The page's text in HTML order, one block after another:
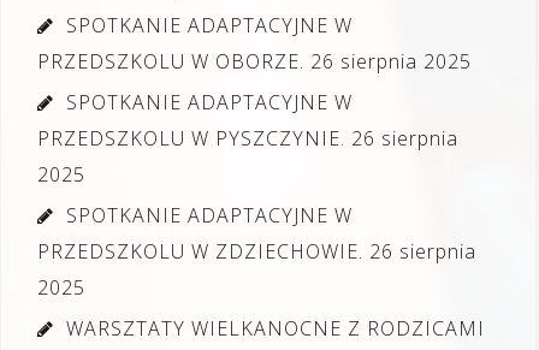
SPOTKANIE ADAPTACYJNE W
PRZEDSZKOLU W OBORZE. 26 sierpnia 2025
SPOTKANIE ADAPTACYJNE W
PRZEDSZKOLU W PYSZCZYNIE. 26 sierpnia
2025
SPOTKANIE ADAPTACYJNE W
PRZEDSZKOLU W ZDZIECHOWIE. 26 sierpnia
2025
WARSZTATY WIELKANOCNE Z RODZICAMI